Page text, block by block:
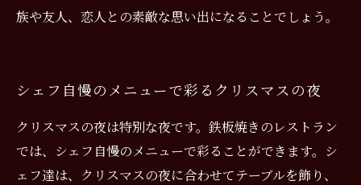
族や友人、恋人との素敵な思い出になることでしょう。
シェフ自慢のメニューで彩るクリスマスの夜
クリスマスの夜は特別な夜です。鉄板焼きのレストラン
では、シェフ自慢のメニューで彩ることができます。シ
ェフ達は、クリスマスの夜に合わせてテーブルを飾り、